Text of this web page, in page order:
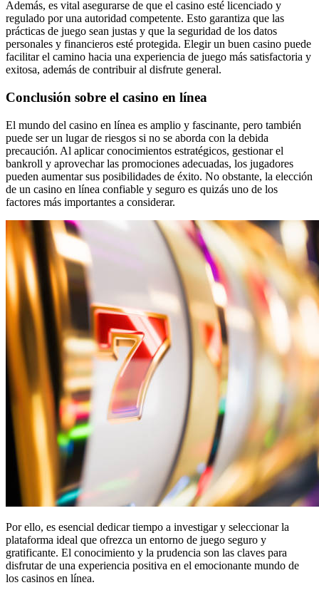
Además, es vital asegurarse de que el casino esté licenciado y
regulado por una autoridad competente. Esto garantiza que las
prácticas de juego sean justas y que la seguridad de los datos
personales y financieros esté protegida. Elegir un buen casino puede
facilitar el camino hacia una experiencia de juego más satisfactoria y
exitosa, además de contribuir al disfrute general.
Conclusión sobre el casino en línea
El mundo del casino en línea es amplio y fascinante, pero también
puede ser un lugar de riesgos si no se aborda con la debida
precaución. Al aplicar conocimientos estratégicos, gestionar el
bankroll y aprovechar las promociones adecuadas, los jugadores
pueden aumentar sus posibilidades de éxito. No obstante, la elección
de un casino en línea confiable y seguro es quizás uno de los
factores más importantes a considerar.
Por ello, es esencial dedicar tiempo a investigar y seleccionar la
plataforma ideal que ofrezca un entorno de juego seguro y
gratificante. El conocimiento y la prudencia son las claves para
disfrutar de una experiencia positiva en el emocionante mundo de
los casinos en línea.